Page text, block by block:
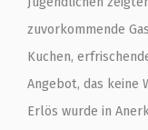
zuvorkommende
Kuchen,
Angebot, das keine
Erlös wurde in